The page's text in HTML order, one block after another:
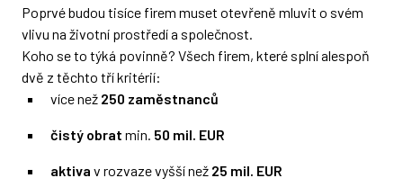
Poprvé budou tisíce firem muset otevřeně mluvit o svém
vlivu na životní prostředí a společnost.
Koho se to týká povinně? Všech firem, které splní alespoň
dvě z těchto tří kritérií:
více než 250 zaměstnanců
čistý obrat min. 50 mil. EUR
aktiva v rozvaze vyšší než 25 mil. EUR